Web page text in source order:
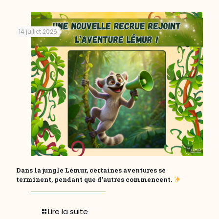
14 juillet 2026
Dans la jungle Lémur, certaines aventures se
terminent, pendant que d’autres commencent.
Lire la suite